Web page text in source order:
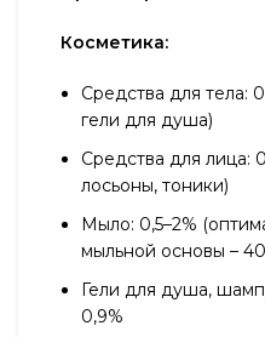
Косметика:
Средства для тела:
гели для душа)
Средства для лица:
лосьоны, тоники)
Мыло: 0,5–2%
мыльной основы –
Гели для душа,
0,9%